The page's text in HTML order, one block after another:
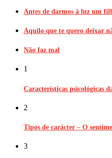
Antes de darmos à luz um
Aquilo que te quero deixar
Não faz mal
1
Características psicológicas
2
Tipos de carácter – O
3